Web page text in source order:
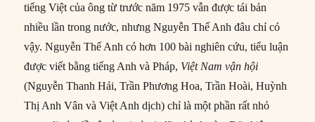
tiếng Việt của ông từ trước năm 1975 vẫn được tái bản
nhiều lần trong nước, nhưng Nguyễn Thế Anh đâu chỉ có
vậy. Nguyễn Thế Anh có hơn 100 bài nghiên cứu, tiểu luận
được viết bằng tiếng Anh và Pháp, Việt Nam vận hội
(Nguyễn Thanh Hải, Trần Phương Hoa, Trần Hoài, Huỳnh
Thị Anh Vân và Việt Anh dịch) chỉ là một phần rất nhỏ